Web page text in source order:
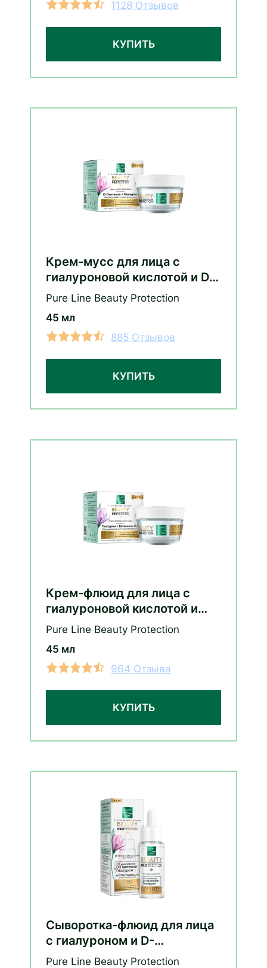
1128 Отзывов
КУПИТЬ
Крем-мусс для лица с
гиалуроновой кислотой и D-
пантенолом
Pure Line Beauty Protection
45 мл
885 Отзывов
КУПИТЬ
Крем-флюид для лица с
гиалуроновой кислотой и
витаминами С и E
Pure Line Beauty Protection
45 мл
964 Отзыва
КУПИТЬ
Сыворотка-флюид для лица
с гиалуроном и D-
пантенолом
Pure Line Beauty Protection